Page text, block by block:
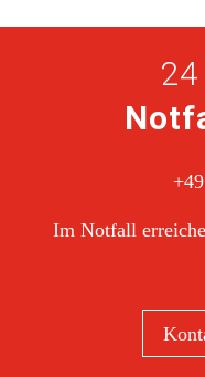
Im Notfall